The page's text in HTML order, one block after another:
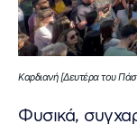
Καρδιανή [Δευτέρα του
Φυσικά,